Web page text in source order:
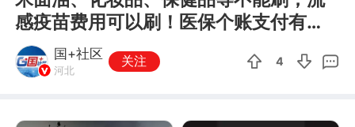
感疫苗费用可以刷！医保个账支付有
了“白名单”
国+社区
河北
关注 4